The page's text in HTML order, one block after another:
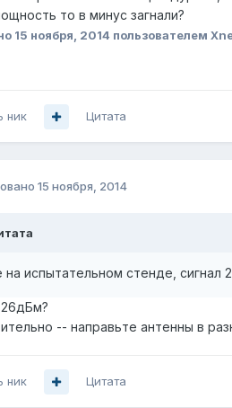
то в минус загнали?
15 ноября, 2014 пользователем
ник Цитата
15 ноября, 2014
на испытательном стенде, сигнал
-- направьте антенны в
ник Цитата